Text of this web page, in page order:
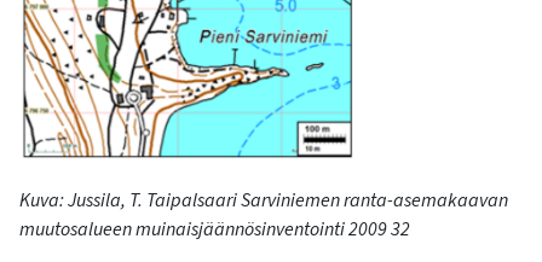
Kuva:Jussila, T. TaipalsaariSarviniemen ranta-asemakaavan
muutosalueen muinaisjäännösinventointi 200932